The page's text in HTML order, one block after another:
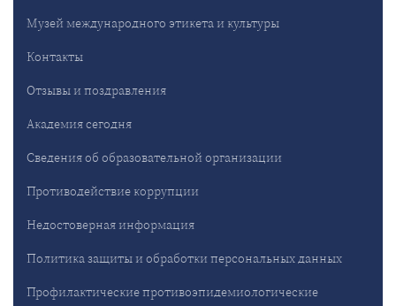
Музей международного этикета и культуры
Контакты
Отзывы и поздравления
Академия сегодня
Сведения об образовательной организации
Противодействие коррупции
Недостоверная информация
Политика защиты и обработки персональных данных
Профилактические противоэпидемиологические